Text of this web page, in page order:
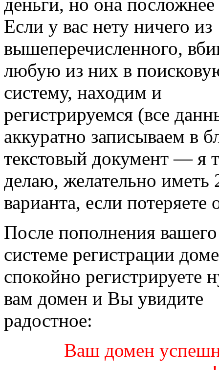
Если у вас нету ничего из
вышеперечисленного,
любую из них в
систему, находим и
регистрируемся (все
аккуратно записываем в
текстовый документ — я
делаю, желательно иметь
варианта, если потеряете
После пополнения вашего
системе регистрации
спокойно регистрируете
вам домен и Вы увидите
радостное:
Ваш домен